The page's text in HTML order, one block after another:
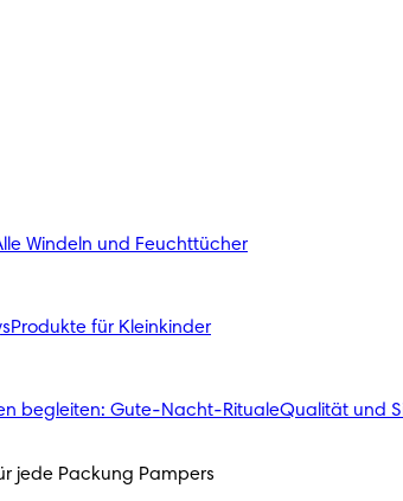
Windeln und Feuchttücher
Produkte für Kleinkinder
begleiten: Gute-Nacht-RitualeQualität und
jede Packung Pampers